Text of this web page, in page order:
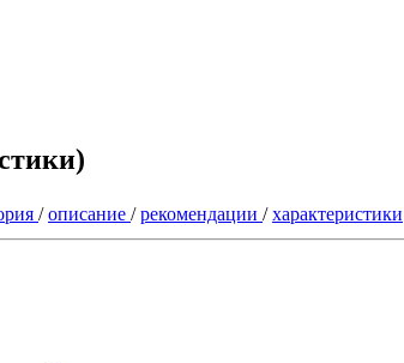
/описание /рекомендации /характеристики